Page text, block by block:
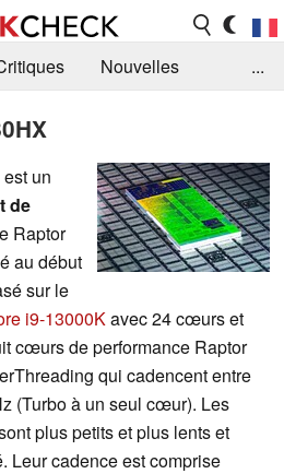
Nouvelles
...
est un
de
Raptor
au début
sur le
i9-13000Kavec 24 cœurs et
cœurs de performance Raptor
qui cadencent entre
(Turbo à un seul cœur). Les
plus petits et plus lents et
Leur cadence est comprise